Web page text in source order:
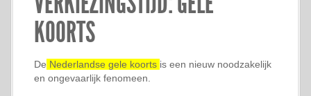
KOORTS
De Nederlandse gele koorts is een nieuw noodzakelijk
en ongevaarlijk fenomeen.